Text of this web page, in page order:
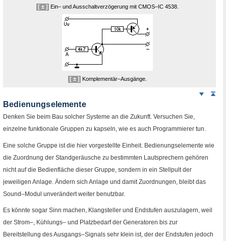
[ ± ] Ein– und Ausschaltverzögerung mitCMOS– IC 4538.
[ ± ] Komplementär–Ausgänge.
Weiter
Bedienungselemente
Denken Sie beim Bau solcher Systeme an die Zukunft. Versuchen Sie,
einzelne funktionale Gruppen zu kapseln, wie es auch Programmierer tun.
Eine solche Gruppe ist die hier vorgestellte Einheit. Bedienungselemente wie
die Zuordnung der Standgeräusche zu bestimmten Lautsprechern gehören
nicht auf die Bedienfläche dieser Gruppe, sondern in ein Stellpult der
jeweiligen Anlage. Ändern sich Anlage und damit Zuordnungen, bleibt das
Sound–Modul unverändert weiter benutzbar.
Es könnte sogar Sinn machen, Klangsteller und Endstufen auszulagern, weil
der Strom–, Kühlungs– und Platzbedarf der Generatoren bis zur
Bereitstellung des Ausgangs–Signals sehr klein ist, der der Endstufen jedoch